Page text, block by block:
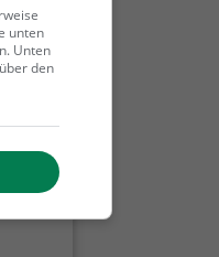
in
in
unten
Unten
den